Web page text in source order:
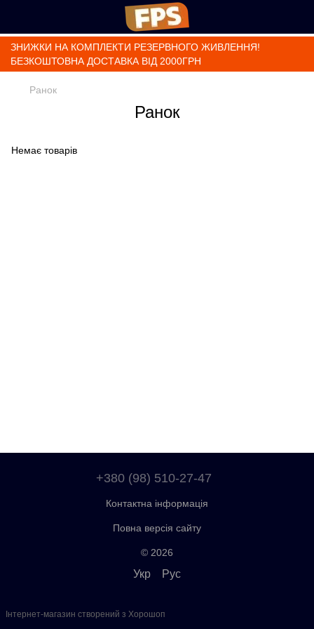
ЗНИЖКИ НА КОМПЛЕКТИ РЕЗЕРВНОГО ЖИВЛЕННЯ!
БЕЗКОШТОВНА ДОСТАВКА ВІД 2000ГРН
Ранок
Ранок
Немає товарів
+380 (98) 510-27-47
Контактна інформація
Повна версія сайту
© 2026
Укр Рус
Інтернет-магазин створений з Хорошоп